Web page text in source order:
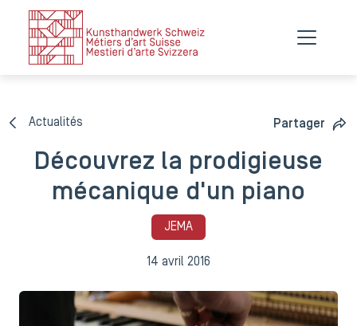
Actualités Partager
Découvrez la prodigieuse
mécanique d'un piano
JEMA
14 avril 2016